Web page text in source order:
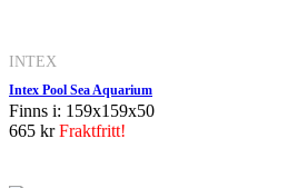
INTEX
Intex Pool Sea Aquarium
Finns i: 159x159x50
665 krFraktfritt!